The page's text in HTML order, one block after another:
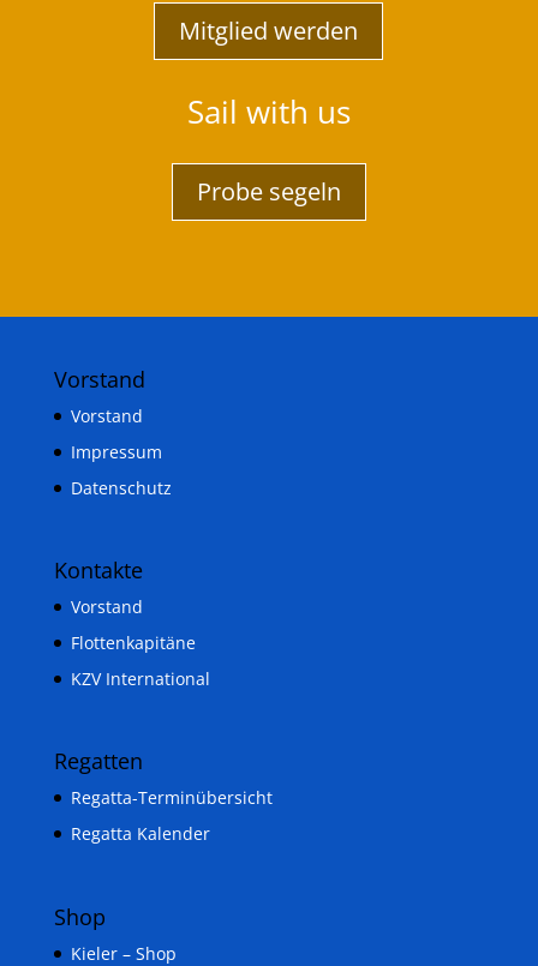
Mitglied werden
Sail with us
Probe segeln
Vorstand
Vorstand
Impressum
Datenschutz
Kontakte
Vorstand
Flottenkapitäne
KZV International
Regatten
Regatta-Terminübersicht
Regatta Kalender
Shop
Kieler – Shop